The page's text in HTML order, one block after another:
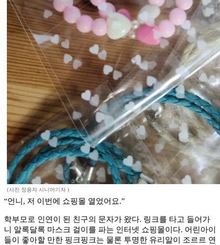
(사진 정용자 시니어기자 )
“언니, 저 이번에 쇼핑몰 열었어요.”
학부모로 인연이 된 친구의 문자가 왔다. 링크를 타고 들어가
니 알록달록 마스크 걸이를 파는 인터넷 쇼핑몰이다. 어린아이
들이 좋아할 만한 핑크핑크는 물론 투명한 유리알이 조르르 연